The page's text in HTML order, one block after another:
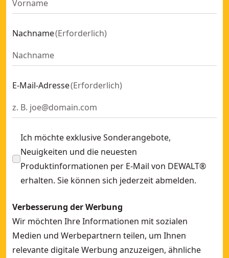
POWERSHIFT™
XR Flexvolt
Nachname(Erforderlich)
E-Mail-Adresse(Erforderlich)
Ich möchte exklusive Sonderangebote,
Neuigkeiten und die neuesten
Produktinformationen per E-Mail von DEWALT®
erhalten. Sie können sich jederzeit abmelden.
Verbesserung der Werbung
Wir möchten Ihre Informationen mit sozialen
Medien und Werbepartnern teilen, um Ihnen
relevante digitale Werbung anzuzeigen, ähnliche